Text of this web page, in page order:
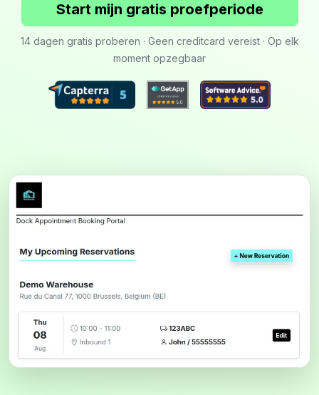
Start mijn gratis proefperiode
14 dagen gratis proberen · Geen creditcard vereist · Op elk
moment opzegbaar